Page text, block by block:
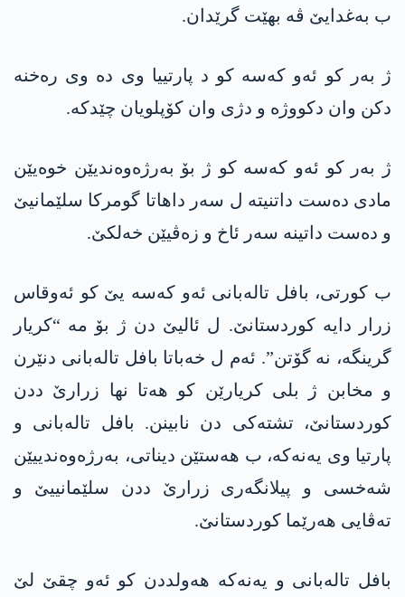
ب بەغدایێ ڤە بهێت گرێدان.
ژ بەر کو ئەو کەسە کو د پارتییا وی دە وی رەخنە
دکن وان دکووژە و دژی وان کۆپلویان چێدکە.
ژ بەر کو ئەو کەسە کو ژ بۆ بەرژەوەندیێن خوەیێن
مادی دەست داتنیتە ل سەر داھاتا گومرکا سلێمانیێ
و دەست داتینە سەر ئاخ و زەڤیێن خەلکێ.
ب کورتی، بافل تالەبانی ئەو کەسە یێ کو ئەوقاس
زرار دایە کوردستانێ. ل ئالیێ دن ژ بۆ مە “کریار
گرینگە، نە گۆتن”. ئەم ل خەباتا بافل تالەبانی دنێرن
و مخابن ژ بلی کریارێن کو ھەتا نھا زرارێ ددن
کوردستانێ، تشتەکی دن نابینن. بافل تالەبانی و
پارتیا وی یەنەکە، ب ھەستێن دیناتی، بەرژەوەندییێن
شەخسی و پیلانگەری زرارێ ددن سلێمانییێ و
تەڤایی ھەرێما کوردستانێ.
بافل تالەبانی و یەنەکە ھەولددن کو ئەو چقێ لێ